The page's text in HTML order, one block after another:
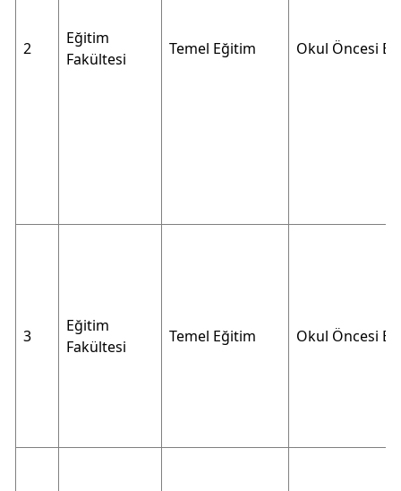
2
Eğitim
Fakültesi
Temel Eğitim Okul Öncesi
3
Eğitim
Fakültesi
Temel Eğitim Okul Öncesi